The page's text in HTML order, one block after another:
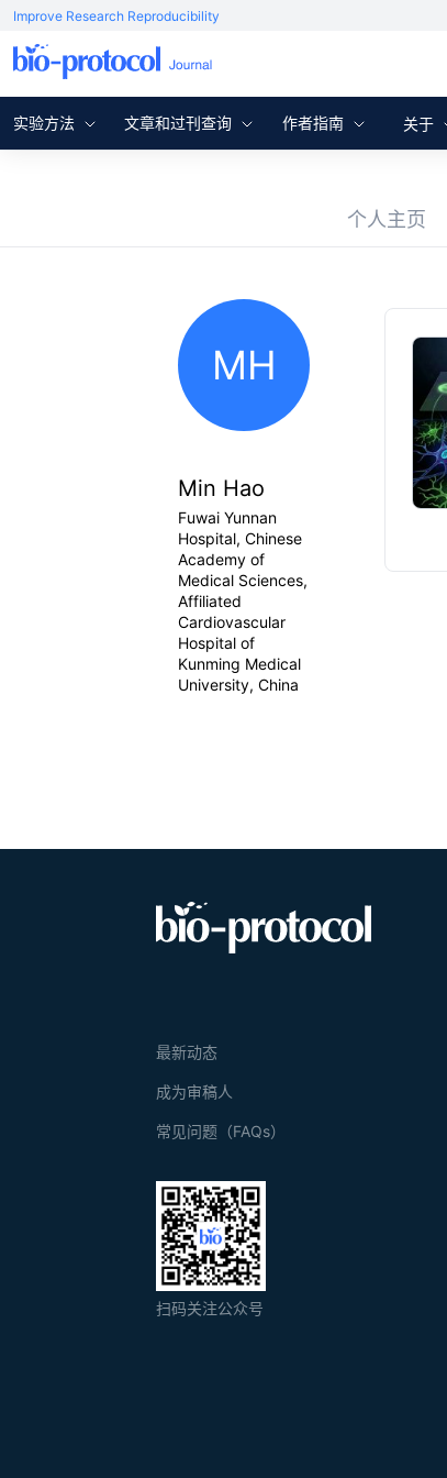
Improve Research Reproducibility
实验方法 文章和过刊查询 作者指南 关于
个人主页
MH
Min Hao
Fuwai Yunnan
Hospital, Chinese
Academy of
Medical Sciences,
Affiliated
Cardiovascular
Hospital of
Kunming Medical
University, China
最新动态
成为审稿人
常见问题（FAQs）
扫码关注公众号